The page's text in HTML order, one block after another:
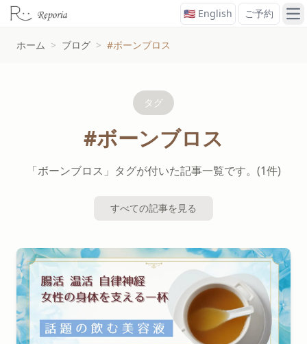
🇺🇸 English ご予約 メ
ホーム > ブログ > #ボーンブロス
タグ
#ボーンブロス
「ボーンブロス」タグが付いた記事一覧です。(1件)
すべての記事を見る
#ボーンブロスタグの記事一覧